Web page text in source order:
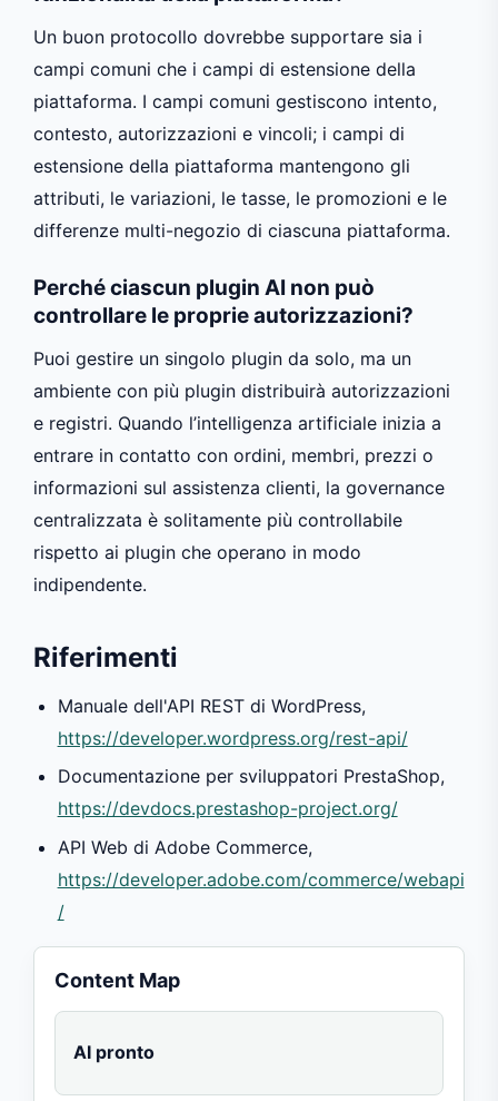
Un buon protocollo dovrebbe supportare sia i
campi comuni che i campi di estensione della
piattaforma. I campi comuni gestiscono intento,
contesto, autorizzazioni e vincoli; i campi di
estensione della piattaforma mantengono gli
attributi, le variazioni, le tasse, le promozioni e le
differenze multi-negozio di ciascuna piattaforma.
Perché ciascun plugin AI non può
controllare le proprie autorizzazioni?
Puoi gestire un singolo plugin da solo, ma un
ambiente con più plugin distribuirà autorizzazioni
e registri. Quando l’intelligenza artificiale inizia a
entrare in contatto con ordini, membri, prezzi o
informazioni sul assistenza clienti, la governance
centralizzata è solitamente più controllabile
rispetto ai plugin che operano in modo
indipendente.
Riferimenti
Manuale dell'API REST di WordPress,
https://developer.wordpress.org/rest-api/
Documentazione per sviluppatori PrestaShop,
https://devdocs.prestashop-project.org/
API Web di Adobe Commerce,
https://developer.adobe.com/commerce/webapi
/
Content Map
AI pronto